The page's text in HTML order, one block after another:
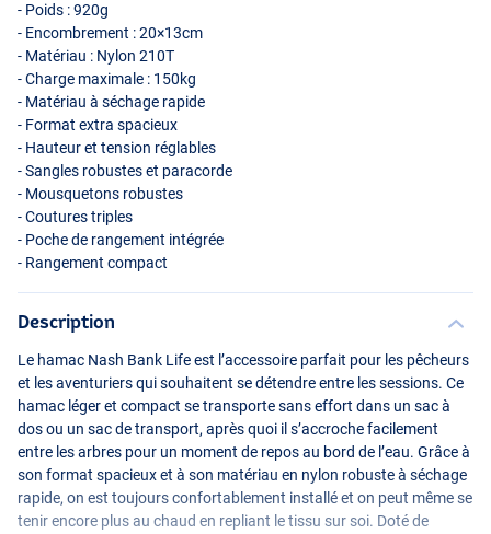
- Poids : 920g
- Encombrement : 20×13cm
- Matériau : Nylon 210T
- Charge maximale : 150kg
- Matériau à séchage rapide
- Format extra spacieux
- Hauteur et tension réglables
- Sangles robustes et paracorde
- Mousquetons robustes
- Coutures triples
- Poche de rangement intégrée
- Rangement compact
Description
Le hamac Nash Bank Life est l’accessoire parfait pour les pêcheurs
et les aventuriers qui souhaitent se détendre entre les sessions. Ce
hamac léger et compact se transporte sans effort dans un sac à
dos ou un sac de transport, après quoi il s’accroche facilement
entre les arbres pour un moment de repos au bord de l’eau. Grâce à
son format spacieux et à son matériau en nylon robuste à séchage
rapide, on est toujours confortablement installé et on peut même se
tenir encore plus au chaud en repliant le tissu sur soi. Doté de